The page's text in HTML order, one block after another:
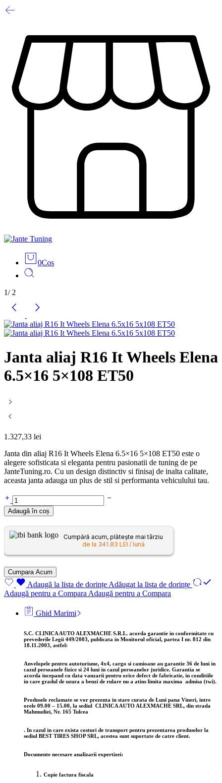
0Cos
1/2
Janta aliaj R16 It Wheels Elena
6.5×16 5×108 ET50
1.327,33 lei
Janta din aliaj R16 It Wheels Elena 6.5×16 5×108 ET50 este o
alegere sofisticata si eleganta pentru pasionatii de tuning de pe
JanteTuning.ro. Cu un design distinctiv si finisaj de inalta calitate,
aceasta janta adauga un plus de stil si performanta vehiculului tau.
Adaugă în coș
Cumpără acum, plătește mai târziu
de la 341.83 LEI / lună
Cumpara Acum
Adaugă la lista de dorințe Adăugat la lista de dorințe
Adaugă pentru a Compara Adaugă pentru a Compara
Ghid Marimi
S.C. CLINICA AUTO ALEXMACHE S.R.L. acorda garantie in conformitate cu
prevederile Legii 449/2003, publicata in Monitorul oficial, partea I nr. 812 din
18.11.2003, astfel:
Anvelopele pentru autoturisme, 4x4, cargo si camioane au garantie 36 de luni in
cazul persoanele fizice si 24 luni in cazul persoanelor juridice. Garantia se
acorda incepand cu data vanzarii pentru orice defect de fabricatie, in conditiile
in care gradul de uzura a benzi de rulare nu a atins limita maxima admisa (twi).
Produsele reclamate se vor prezenta in stare curata de Luni pana Vineri, intre
orele 09.00 – 15.00, la sediul CLINICA AUTO ALEXMACHE SRL, din strada
Mahmudiei, Nr. 165 Tulcea
. In cazul in care exista costuri de transport pentru prezentarea produselor la
sediul BEST TIRES SHOP SRL, acestea sunt suportate de catre client.
Documente necesare analizarii expertizei:
Copie factura fiscala